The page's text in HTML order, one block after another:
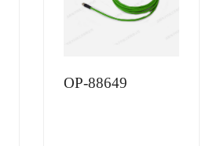
OP-88649